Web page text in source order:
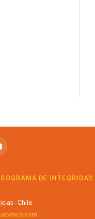
DE INTEGRIDAD
- Chile